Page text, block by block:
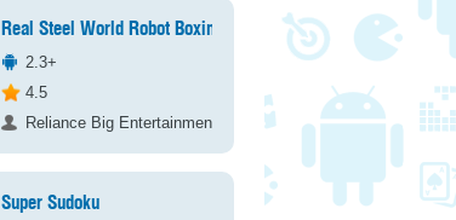
Real Steel World Robot Boxing
2.3+
4.5
Reliance Big Entertainment UK Private Ltd
Super Sudoku